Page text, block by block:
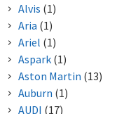
Alvis (1)
Aria (1)
Ariel (1)
Aspark(1)
Aston Martin (13)
Auburn (1)
AUDI (17)